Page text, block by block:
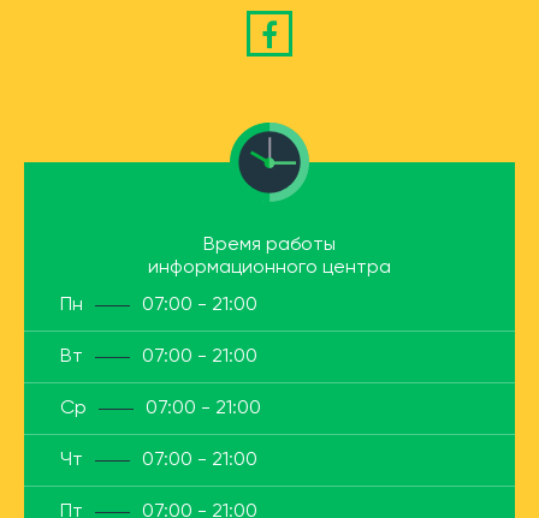
Время работы
информационного центра
Пн
07:00 - 21:00
Вт 07:00 - 21:00
Ср 07:00 - 21:00
Чт 07:00 - 21:00
Пт 07:00 - 21:00